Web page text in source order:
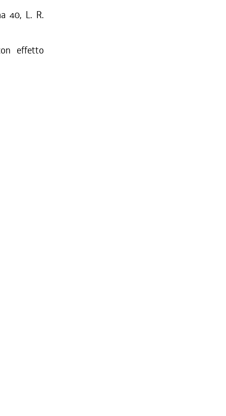
40, L. R.
effetto